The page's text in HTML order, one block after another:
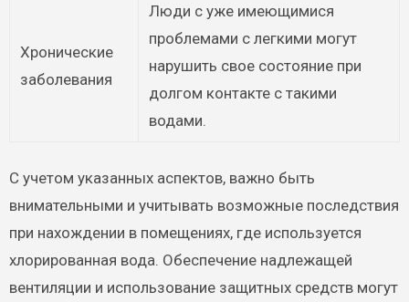
Хронические
заболевания
Люди с уже имеющимися
проблемами с легкими могут
нарушить свое состояние при
долгом контакте с такими
водами.
С учетом указанных аспектов, важно быть
внимательными и учитывать возможные последствия
при нахождении в помещениях, где используется
хлорированная вода. Обеспечение надлежащей
вентиляции и использование защитных средств могут